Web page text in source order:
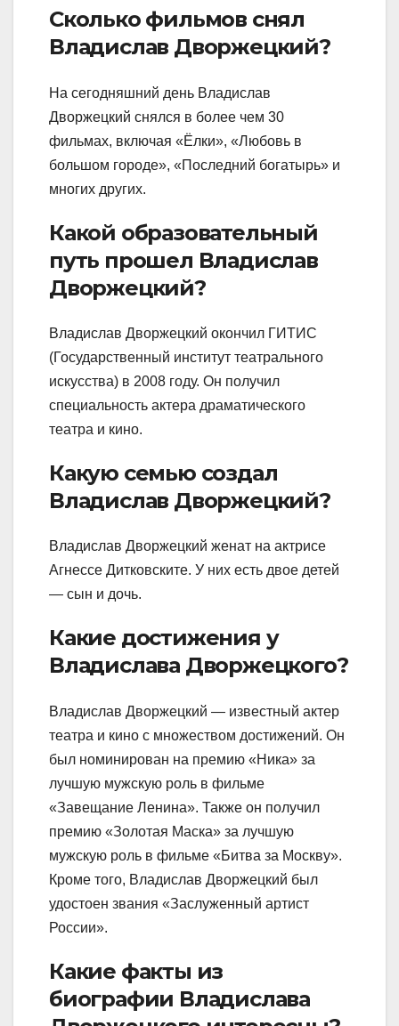
Сколько фильмов снял
Владислав Дворжецкий?
На сегодняшний день Владислав
Дворжецкий снялся в более чем 30
фильмах, включая «Ёлки», «Любовь в
большом городе», «Последний богатырь» и
многих других.
Какой образовательный
путь прошел Владислав
Дворжецкий?
Владислав Дворжецкий окончил ГИТИС
(Государственный институт театрального
искусства) в 2008 году. Он получил
специальность актера драматического
театра и кино.
Какую семью создал
Владислав Дворжецкий?
Владислав Дворжецкий женат на актрисе
Агнессе Дитковските. У них есть двое детей
— сын и дочь.
Какие достижения у
Владислава Дворжецкого?
Владислав Дворжецкий — известный актер
театра и кино с множеством достижений. Он
был номинирован на премию «Ника» за
лучшую мужскую роль в фильме
«Завещание Ленина». Также он получил
премию «Золотая Маска» за лучшую
мужскую роль в фильме «Битва за Москву».
Кроме того, Владислав Дворжецкий был
удостоен звания «Заслуженный артист
России».
Какие факты из
биографии Владислава